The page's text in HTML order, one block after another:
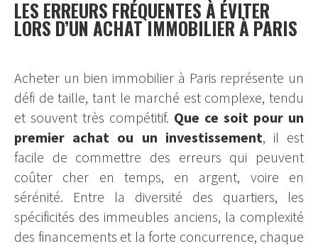
LES ERREURS FRÉQUENTES À ÉVITER
LORS D’UN ACHAT IMMOBILIER À PARIS
Acheter un bien immobilier à Paris représente un
défi de taille, tant le marché est complexe, tendu
et souvent très compétitif. Que ce soit pour un
premier achat ou un investissement, il est
facile de commettre des erreurs qui peuvent
coûter cher en temps, en argent, voire en
sérénité. Entre la diversité des quartiers, les
spécificités des immeubles anciens, la complexité
des financements et la forte concurrence, chaque